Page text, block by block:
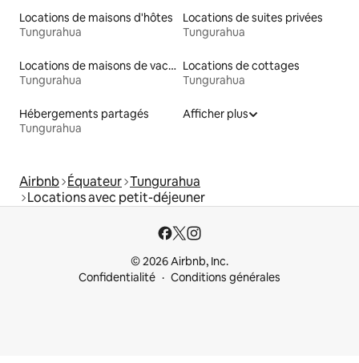
Locations de maisons d'hôtes
Tungurahua
Locations de suites privées
Tungurahua
Locations de maisons de vacances
Tungurahua
Locations de cottages
Tungurahua
Hébergements partagés
Tungurahua
Afficher plus
Airbnb Équateur Tungurahua
Locations avec petit-déjeuner
© 2026 Airbnb, Inc.
Confidentialité
Conditions générales